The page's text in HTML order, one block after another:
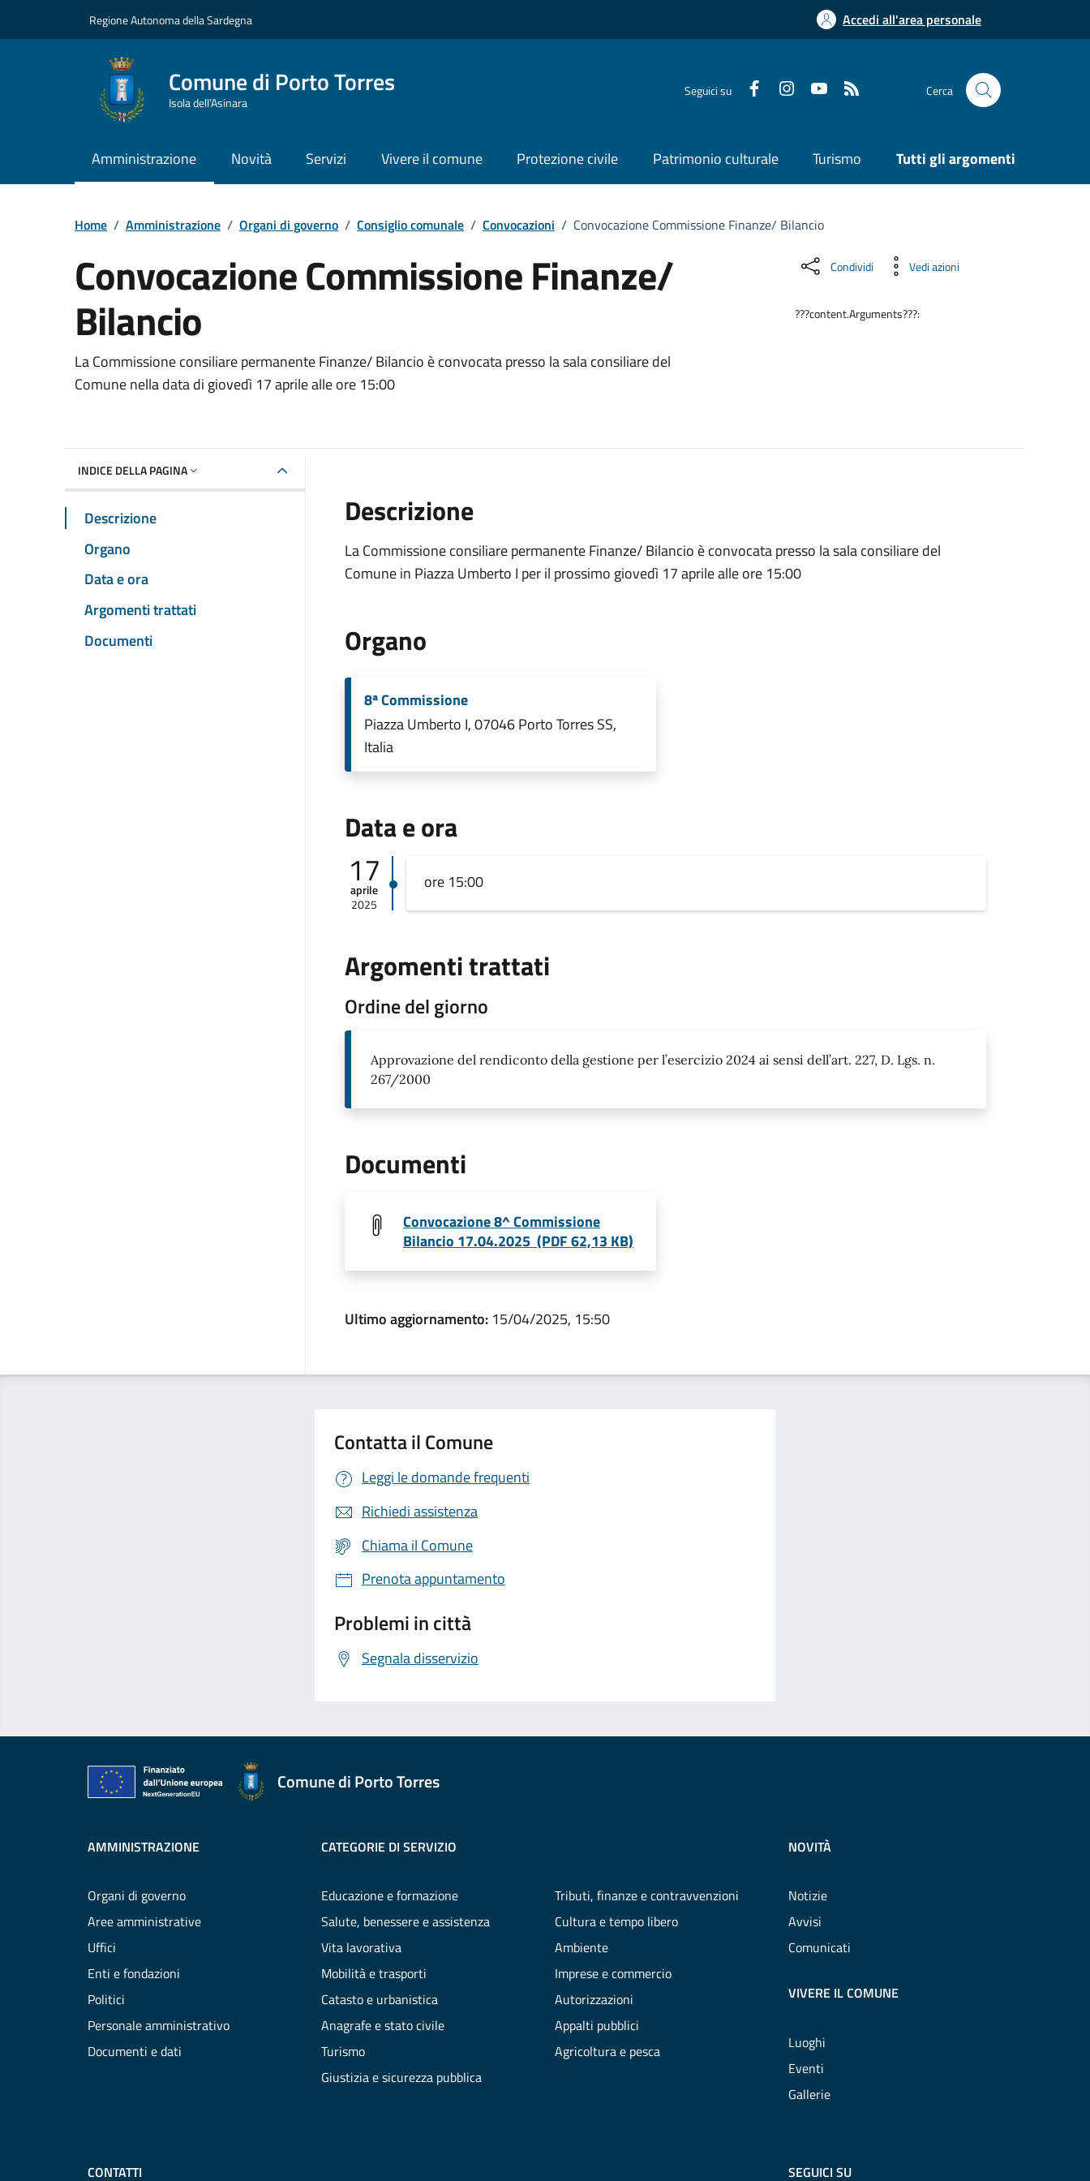
Regione Autonoma della Sardegna Accedi all'area personale
Comune di Porto Torres
Isola dell’Asinara
Seguici su Cerca
Amministrazione Novità Servizi Vivere il comune Protezione civile Patrimonio culturale Turismo Tutti gli argomenti
Home / Amministrazione / Organi di governo / Consiglio comunale / Convocazioni / Convocazione Commissione Finanze/ Bilancio
Convocazione Commissione Finanze/
Bilancio
???portal.DettaglioConvocazione???
La Commissione consiliare permanente Finanze/ Bilancio è convocata presso la sala consiliare del
Comune nella data di giovedì 17 aprile alle ore 15:00
Condividi Vedi azioni
???content.Arguments???:
INDICE DELLA PAGINA
Descrizione
Organo
Data e ora
Argomenti trattati
Documenti
Descrizione
La Commissione consiliare permanente Finanze/ Bilancio è convocata presso la sala consiliare del
Comune in Piazza Umberto I per il prossimo giovedì 17 aprile alle ore 15:00
Organo
8ª Commissione
Piazza Umberto I, 07046 Porto Torres SS,
Italia
Data e ora
17
aprile
2025
ore 15:00
Argomenti trattati
Ordine del giorno
Approvazione del rendiconto della gestione per l’esercizio 2024 ai sensi dell’art. 227, D. Lgs. n.
267/2000
Documenti
Convocazione 8^ Commissione
Bilancio 17.04.2025 (PDF 62,13 KB)
Ultimo aggiornamento: 15/04/2025, 15:50
Contatta il Comune
Leggi le domande frequenti
Richiedi assistenza
Chiama il Comune
Prenota appuntamento
Problemi in città
Segnala disservizio
Comune di Porto Torres
AMMINISTRAZIONE
Organi di governo
Aree amministrative
Uffici
Enti e fondazioni
Politici
Personale amministrativo
Documenti e dati
CATEGORIE DI SERVIZIO
Educazione e formazione
Salute, benessere e assistenza
Vita lavorativa
Mobilità e trasporti
Catasto e urbanistica
Anagrafe e stato civile
Turismo
Giustizia e sicurezza pubblica
Tributi, finanze e contravvenzioni
Cultura e tempo libero
Ambiente
Imprese e commercio
Autorizzazioni
Appalti pubblici
Agricoltura e pesca
NOVITÀ
Notizie
Avvisi
Comunicati
VIVERE IL COMUNE
Luoghi
Eventi
Gallerie
CONTATTI SEGUICI SU